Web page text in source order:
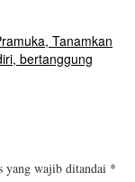
Tanamkan
bertanggung
yang wajib ditandai *